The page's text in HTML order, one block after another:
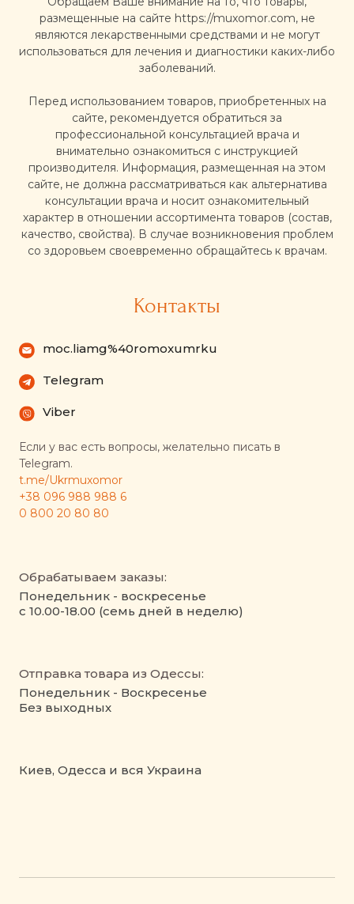
размещенные на сайте https://muxomor.com, не
являются лекарственными средствами и не могут
использоваться для лечения и диагностики каких-либо
заболеваний.
Перед использованием товаров, приобретенных на
сайте, рекомендуется обратиться за
профессиональной консультацией врача и
внимательно ознакомиться с инструкцией
производителя. Информация, размещенная на этом
сайте, не должна рассматриваться как альтернатива
консультации врача и носит ознакомительный
характер в отношении ассортимента товаров (состав,
качество, свойства). В случае возникновения проблем
со здоровьем своевременно обращайтесь к врачам.
Контакты
moc.liamg%40romoxumrku
Telegram
Viber
Если у вас есть вопросы, желательно писать в
Telegram.
t.me/Ukrmuxomor
+38 096 988 988 6
0 800 20 80 80
Обрабатываем заказы:
Понедельник - воскресенье
с 10.00-18.00 (семь дней в неделю)
Отправка товара из Одессы:
Понедельник - Воскресенье
Без выходных
Киев, Одесса и вся Украина